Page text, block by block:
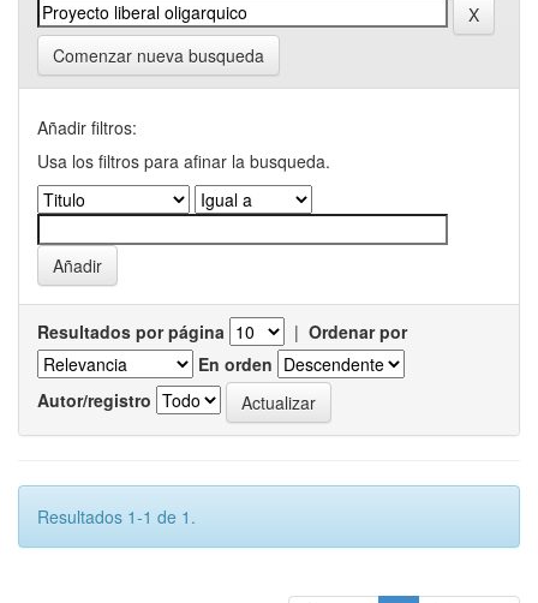
Comenzar nueva busqueda
Añadir filtros:
Usa los filtros para afinar la busqueda.
Resultados por página | Ordenar por
En orden
Autor/registro
Resultados 1-1 de 1.